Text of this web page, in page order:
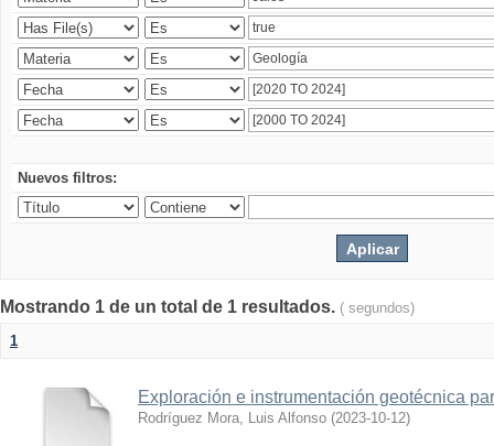
Nuevos filtros:
Mostrando 1 de un total de 1 resultados. ( segundos)
1
Exploración e instrumentación geotécnica
Rodríguez Mora, Luis Alfonso (2023-10-12)